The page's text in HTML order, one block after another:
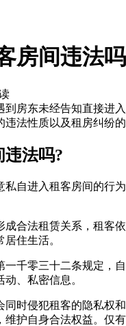
房间违法
到房东未经告知直接进
法性质以及租房纠纷的
违法吗?
进入租客房间的行为
法租赁关系，租客依
住生活。
零三十二条规定，自
、私密信息。
侵犯租客的隐私权和
护自身合法权益。仅